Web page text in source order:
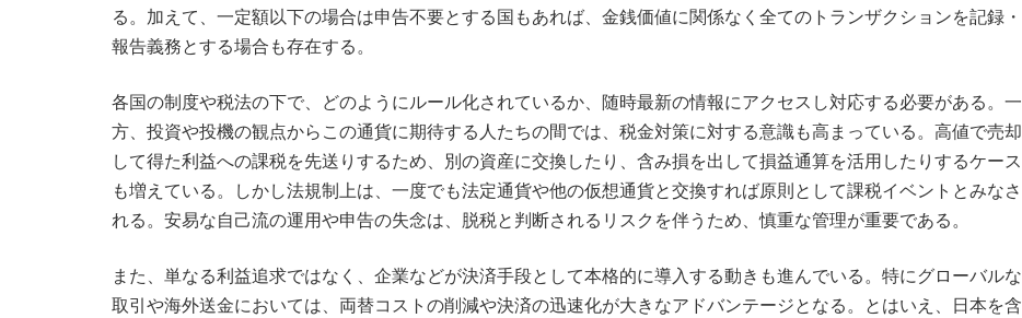
る。加えて、一定額以下の場合は申告不要とする国もあれば、金銭価値に関係なく全てのトランザクションを記録・
報告義務とする場合も存在する。
各国の制度や税法の下で、どのようにルール化されているか、随時最新の情報にアクセスし対応する必要がある。一
方、投資や投機の観点からこの通貨に期待する人たちの間では、税金対策に対する意識も高まっている。高値で売却
して得た利益への課税を先送りするため、別の資産に交換したり、含み損を出して損益通算を活用したりするケース
も増えている。しかし法規制上は、一度でも法定通貨や他の仮想通貨と交換すれば原則として課税イベントとみなさ
れる。安易な自己流の運用や申告の失念は、脱税と判断されるリスクを伴うため、慎重な管理が重要である。
また、単なる利益追求ではなく、企業などが決済手段として本格的に導入する動きも進んでいる。特にグローバルな
取引や海外送金においては、両替コストの削減や決済の迅速化が大きなアドバンテージとなる。とはいえ、日本を含